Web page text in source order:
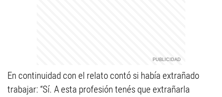
En continuidad con el relato contó si había extrañado
trabajar: “Sí. A esta profesión tenés que extrañarla